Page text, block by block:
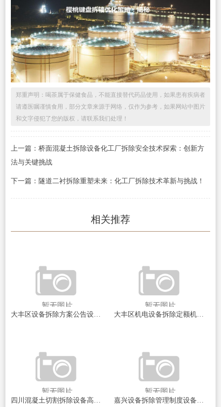
郑重声明：喝茶属于保健食品，不能直接替代药品使用，如果患有疾病者
请遵医嘱谨慎食用，部分文章来源于网络，仅作为参考，如果网站中图片
和文字侵犯了您的版权，请联系我们处理！
上一篇：桥面混凝土拆除设备化工厂拆除安全技术探索：创新方
法与关键挑战
下一篇：隧道二衬拆除重塑未来：化工厂拆除技术革新与挑战！
相关推荐
大丰区设备拆除方案公告设备拆除背后的秘密与挑战揭秘 大丰区机电设备拆除定额机电设备拆除的成本与效率探讨